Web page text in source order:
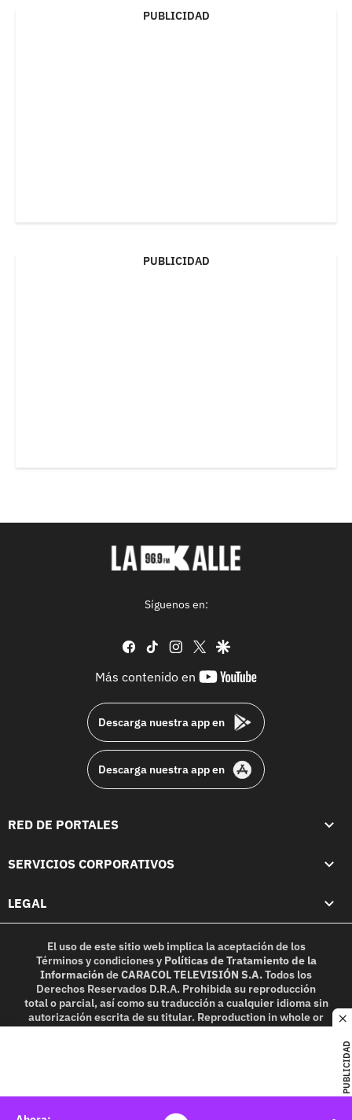
PUBLICIDAD
PUBLICIDAD
PUBLICIDAD
Síguenos en:
facebook
tiktok instagram
twittergoogle
Más contenido en
youtube-
Descarga nuestra app en
Descarga nuestra app en
RED DE PORTALES
SERVICIOS CORPORATIVOS
LEGAL
El uso de este sitio web implica la aceptación de los
Términos y condicionesy Políticas de Tratamiento de la
InformacióndeCARACOL TELEVISIÓN S.A.Todos los
Derechos Reservados D.R.A. Prohibida su reproducción
total o parcial, así como su traducción a cualquier idioma sin
autorización escrita de su titular. Reproduction in whole or
in part, or translation without written permission is